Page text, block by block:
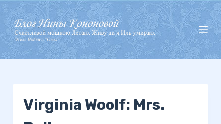
П
е
р
е
й
Virginia Woolf: Mrs.